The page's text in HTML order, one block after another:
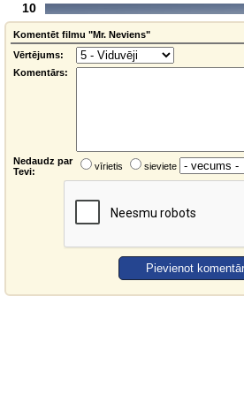
10
Komentēt filmu "Mr. Neviens"
Vērtējums:
Komentārs:
Nedaudz par
Tevi:
vīrietis sieviete